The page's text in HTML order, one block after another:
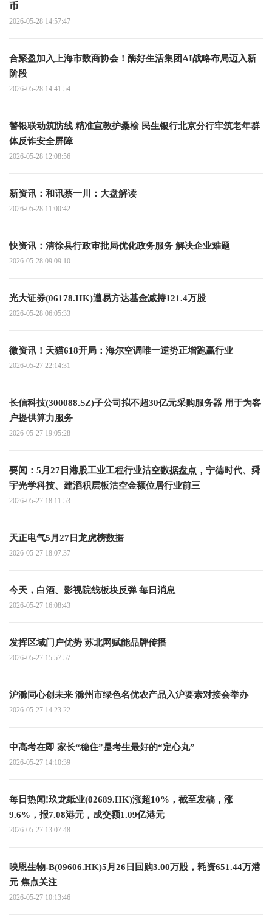
币
2026-05-28 14:57:47
合聚盈加入上海市数商协会！酶好生活集团AI战略布局迈入新
阶段
2026-05-28 14:41:54
警银联动筑防线 精准宣教护桑榆 民生银行北京分行牢筑老年群
体反诈安全屏障
2026-05-28 12:08:56
新资讯：和讯蔡一川：大盘解读
2026-05-28 11:00:42
快资讯：清徐县行政审批局优化政务服务 解决企业难题
2026-05-28 09:09:10
光大证券(06178.HK)遭易方达基金减持121.4万股
2026-05-28 06:05:33
微资讯！天猫618开局：海尔空调唯一逆势正增跑赢行业
2026-05-27 22:14:31
长信科技(300088.SZ)子公司拟不超30亿元采购服务器 用于为客
户提供算力服务
2026-05-27 19:05:28
要闻：5月27日港股工业工程行业沽空数据盘点，宁德时代、舜
宇光学科技、建滔积层板沽空金额位居行业前三
2026-05-27 18:11:53
天正电气5月27日龙虎榜数据
2026-05-27 18:07:37
今天，白酒、影视院线板块反弹 每日消息
2026-05-27 16:08:43
发挥区域门户优势 苏北网赋能品牌传播
2026-05-27 15:57:57
沪滁同心创未来 滁州市绿色名优农产品入沪要素对接会举办
2026-05-27 14:23:22
中高考在即 家长“稳住”是考生最好的“定心丸”
2026-05-27 14:10:39
每日热闻!玖龙纸业(02689.HK)涨超10%，截至发稿，涨
9.6%，报7.08港元，成交额1.09亿港元
2026-05-27 13:07:48
映恩生物-B(09606.HK)5月26日回购3.00万股，耗资651.44万港
元 焦点关注
2026-05-27 10:13:46